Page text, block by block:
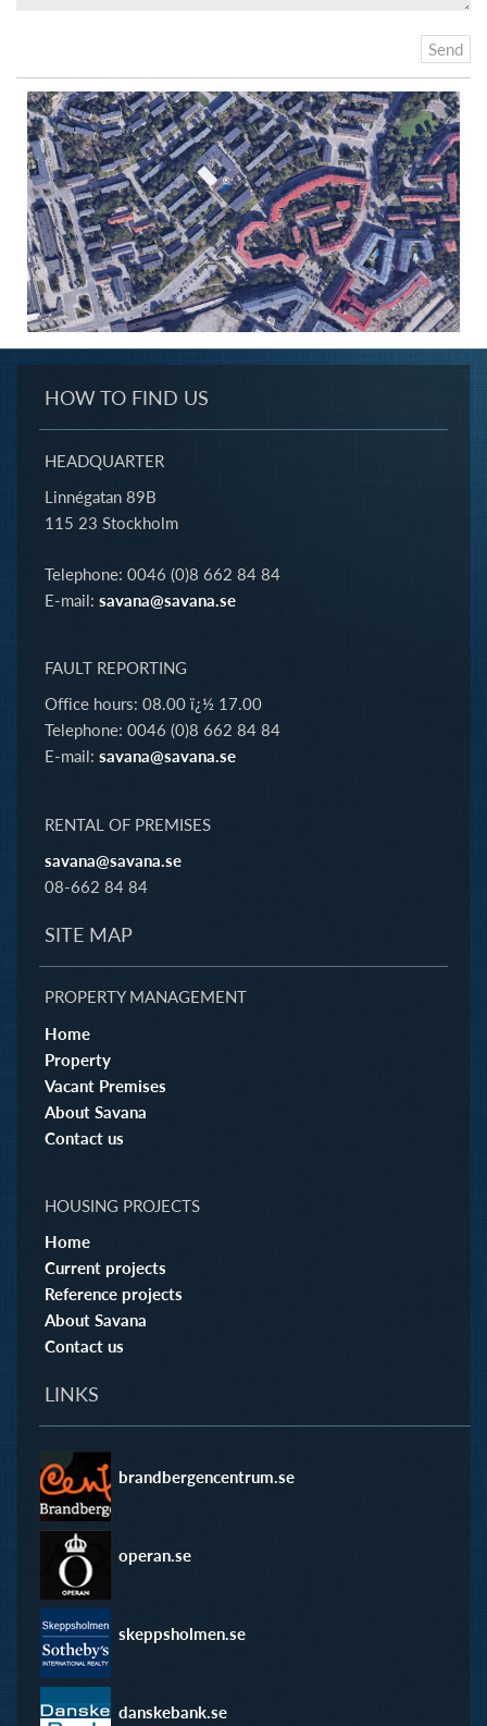
HOW TO FIND US
HEADQUARTER
Linnégatan 89B
115 23 Stockholm
Telephone: 0046 (0)8 662 84 84
E-mail: savana@savana.se
FAULT REPORTING
Office hours: 08.00 ï¿½ 17.00
Telephone: 0046 (0)8 662 84 84
E-mail: savana@savana.se
RENTAL OF PREMISES
savana@savana.se
08-662 84 84
SITE MAP
PROPERTY MANAGEMENT
Home
Property
Vacant Premises
About Savana
Contact us
HOUSING PROJECTS
Home
Current projects
Reference projects
About Savana
Contact us
LINKS
brandbergencentrum.se
operan.se
skeppsholmen.se
danskebank.se